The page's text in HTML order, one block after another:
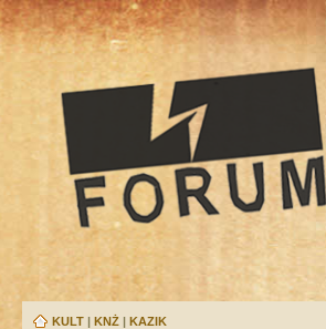
KULT | KNŻ | KAZIK